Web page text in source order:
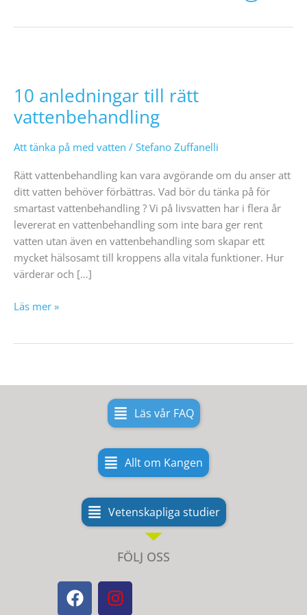
10 anledningar till rätt
vattenbehandling
Att tänka på med vatten / Stefano Zuffanelli
Rätt vattenbehandling kan vara avgörande om du anser att
ditt vatten behöver förbättras. Vad bör du tänka på för
smartast vattenbehandling ? Vi på livsvatten har i flera år
levererat en vattenbehandling som inte bara ger rent
vatten utan även en vattenbehandling som skapar ett
mycket hälsosamt till kroppens alla vitala funktioner. Hur
värderar och […]
till
vattenbehandling
Läs mer »
Läs vår FAQ
Allt om Kangen
Vetenskapliga studier
FÖLJ OSS
F
a
I
n